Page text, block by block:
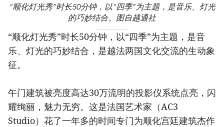
“顺化灯光秀”时长50分钟，以“四季”为主题，是音乐、灯光
的巧妙结合。图自越通社
“顺化灯光秀”时长50分钟，以“四季”为主题，是音
乐、灯光的巧妙结合，是越法两国文化交流的生动象
征。
午门建筑被亮度高达30万流明的投影仪系统点亮，闪
耀绚丽，魅力无穷。这是法国艺术家（AC3
Studio）花了一年多的时间专门为顺化宫廷建筑杰作